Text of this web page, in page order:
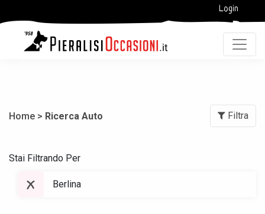
Login
Home > Ricerca Auto Filtra
Stai Filtrando Per
Berlina